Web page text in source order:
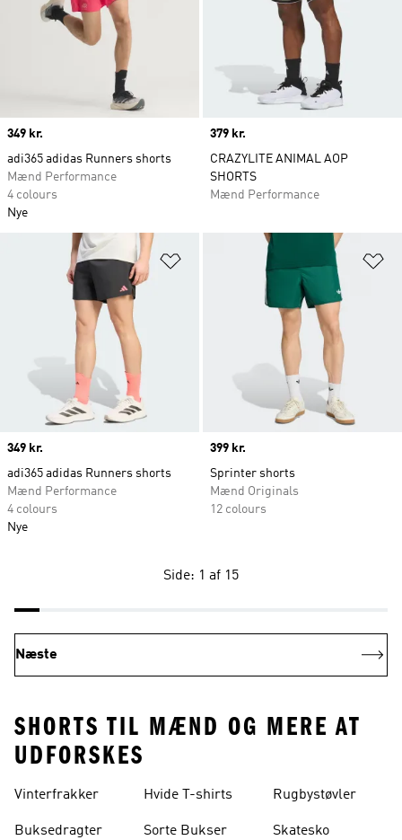
Price
349 kr.
adi365 adidas Runners shorts
Mænd Performance
4 colours
Nye
Price
379 kr.
CRAZYLITE ANIMAL AOP
SHORTS
Mænd Performance
Føj til ønskeliste
Price
349 kr.
adi365 adidas Runners shorts
Mænd Performance
4 colours
Nye
Price
399 kr.
Sprinter shorts
Mænd Originals
12 colours
Side: 1 af 15
Næste
SHORTS TIL MÆND OG MERE AT
UDFORSKES
Vinterfrakker
Buksedragter
Hvide T-shirts
Sorte Bukser
Rugbystøvler
Skatesko